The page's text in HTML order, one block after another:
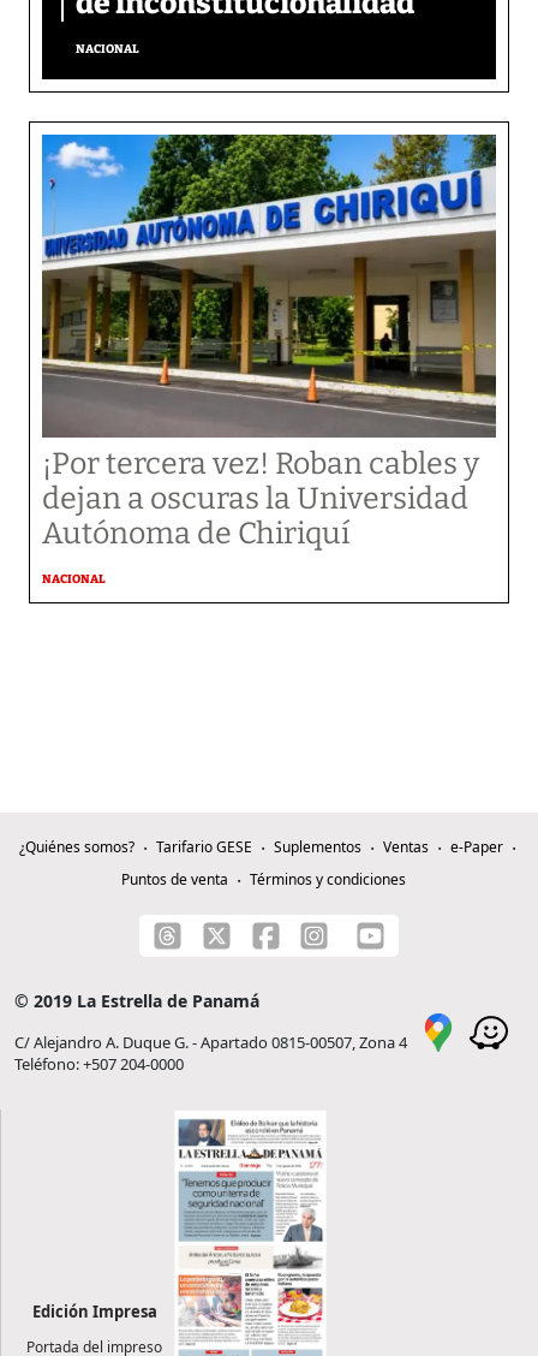
NACIONAL
¡Por tercera vez! Roban cables y
dejan a oscuras la Universidad
Autónoma de Chiriquí
NACIONAL
¿Quiénes somos? Tarifario GESE Suplementos Ventas
e-Paper
Puntos de venta
Términos y condiciones
© 2019 La Estrella de Panamá
C/ Alejandro A. Duque G. - Apartado 0815-00507, Zona 4
Teléfono: +507 204-0000
Edición Impresa
Portada del impreso